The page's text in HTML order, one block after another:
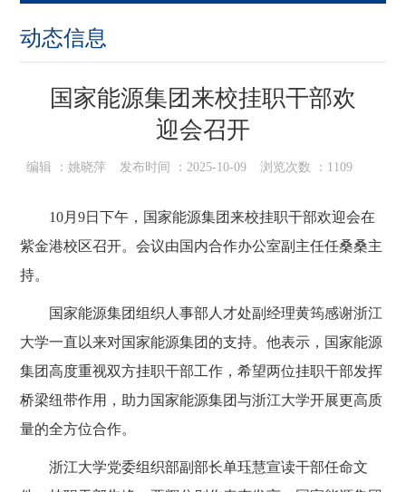
动态信息
国家能源集团来校挂职干部欢
迎会召开
编辑 ： 姚晓萍 发布时间 ： 2025-10-09 浏览次数 ： 1109
10月9日下午，国家能源集团来校挂职干部欢迎会在
紫金港校区召开。会议由国内合作办公室副主任任桑桑主
持。
国家能源集团组织人事部人才处副经理黄筠感谢浙江
大学一直以来对国家能源集团的支持。他表示，国家能源
集团高度重视双方挂职干部工作，希望两位挂职干部发挥
桥梁纽带作用，助力国家能源集团与浙江大学开展更高质
量的全方位合作。
浙江大学党委组织部副部长单珏慧宣读干部任命文